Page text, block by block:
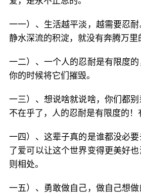
一一）、生活越平淡，越需要忍
静水深流的积淀，就没有奔腾万里
一二）、一个人的忍耐是有限度
你的时候将它们摧毁。
一三）、想说啥就说啥，你们都
不在乎了，人的忍耐是有限度的！
一四）、这辈子真的是谁都没必
了爱可以让这个世界变得更美好
则相处。
一五）、勇敢做自己，做自己想